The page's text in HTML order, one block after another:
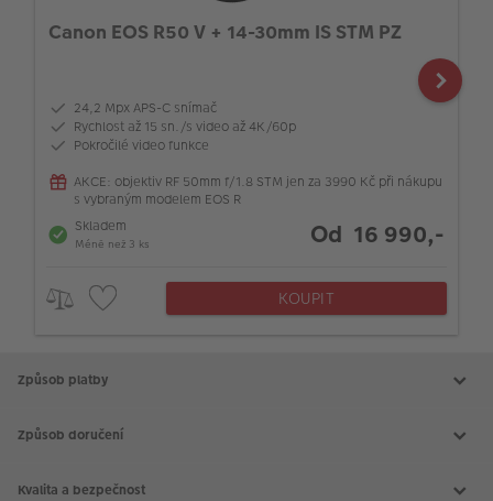
Canon EOS R50 V + 14-30mm IS STM PZ
24,2 Mpx APS-C snímač
Rychlost až 15 sn./s video až 4K/60p
Pokročilé video funkce
AKCE: objektiv RF 50mm f/1.8 STM jen za 3990 Kč při nákupu
s vybraným modelem EOS R
Skladem
Méně než 3 ks Od 16 990,-
KOUPIT
Způsob platby
Způsob doručení
Kvalita a bezpečnost